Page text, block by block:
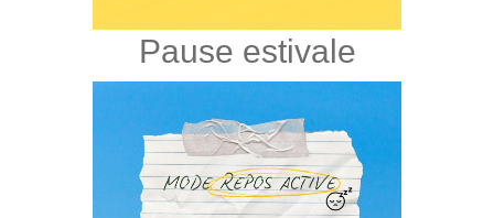
Pause estivale